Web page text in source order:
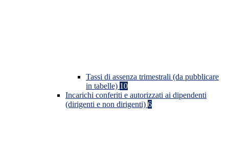
Tassi di assenza trimestrali (da pubblicare
in tabelle) 10
Incarichi conferiti e autorizzati ai dipendenti
(dirigenti e non dirigenti) 6